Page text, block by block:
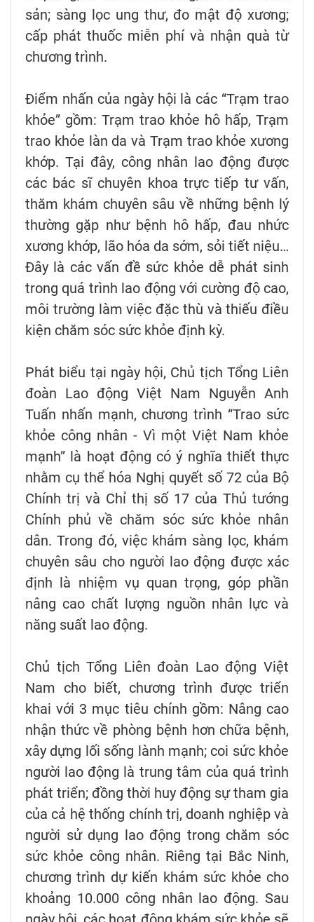
sản; sàng lọc ung thư, đo mật độ xương;
cấp phát thuốc miễn phí và nhận quà từ
chương trình.
Điểm nhấn của ngày hội là các “Trạm trao
khỏe” gồm: Trạm trao khỏe hô hấp, Trạm
trao khỏe làn da và Trạm trao khỏe xương
khớp. Tại đây, công nhân lao động được
các bác sĩ chuyên khoa trực tiếp tư vấn,
thăm khám chuyên sâu về những bệnh lý
thường gặp như bệnh hô hấp, đau nhức
xương khớp, lão hóa da sớm, sỏi tiết niệu…
Đây là các vấn đề sức khỏe dễ phát sinh
trong quá trình lao động với cường độ cao,
môi trường làm việc đặc thù và thiếu điều
kiện chăm sóc sức khỏe định kỳ.
Phát biểu tại ngày hội, Chủ tịch Tổng Liên
đoàn Lao động Việt Nam Nguyễn Anh
Tuấn nhấn mạnh, chương trình “Trao sức
khỏe công nhân - Vì một Việt Nam khỏe
mạnh” là hoạt động có ý nghĩa thiết thực
nhằm cụ thể hóa Nghị quyết số 72 của Bộ
Chính trị và Chỉ thị số 17 của Thủ tướng
Chính phủ về chăm sóc sức khỏe nhân
dân. Trong đó, việc khám sàng lọc, khám
chuyên sâu cho người lao động được xác
định là nhiệm vụ quan trọng, góp phần
nâng cao chất lượng nguồn nhân lực và
năng suất lao động.
Chủ tịch Tổng Liên đoàn Lao động Việt
Nam cho biết, chương trình được triển
khai với 3 mục tiêu chính gồm: Nâng cao
nhận thức về phòng bệnh hơn chữa bệnh,
xây dựng lối sống lành mạnh; coi sức khỏe
người lao động là trung tâm của quá trình
phát triển; đồng thời huy động sự tham gia
của cả hệ thống chính trị, doanh nghiệp và
người sử dụng lao động trong chăm sóc
sức khỏe công nhân. Riêng tại Bắc Ninh,
chương trình dự kiến khám sức khỏe cho
khoảng 10.000 công nhân lao động. Sau